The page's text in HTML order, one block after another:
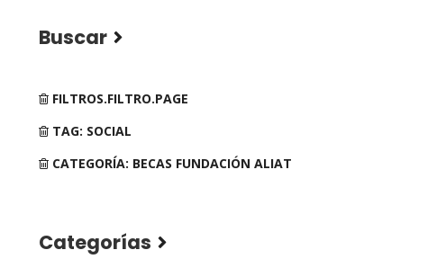
Buscar
FILTROS.FILTRO.PAGE
TAG: SOCIAL
CATEGORÍA: BECAS FUNDACIÓN ALIAT
Categorías